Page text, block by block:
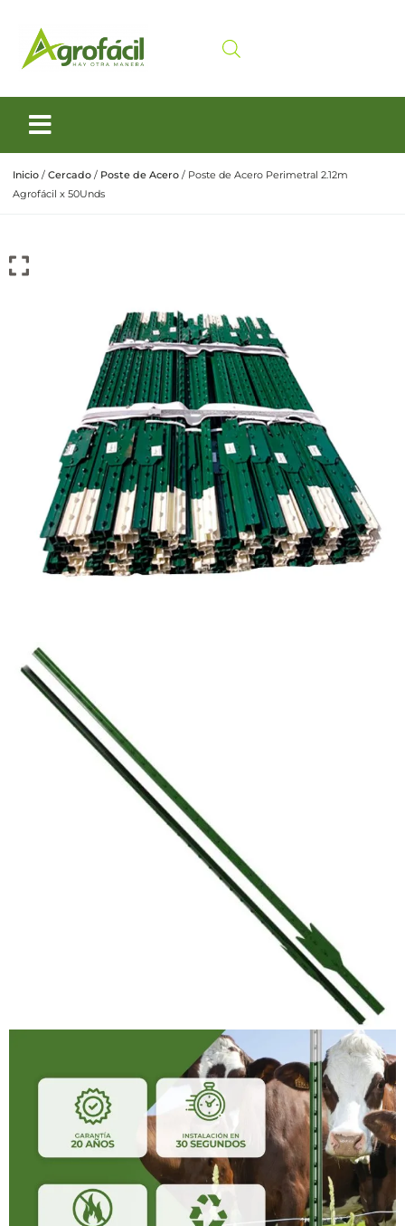
Inicio / Cercado / Poste de Acero / Poste de Acero Perimetral 2.12m
Agrofácil x 50Unds